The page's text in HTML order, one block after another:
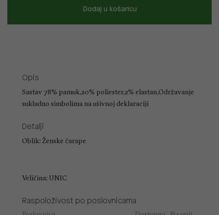
Dodaj u košaricu
Opis
Sastav 78% pamuk,20% poliester,2% elastan,Održavanje
sukladno simbolima na ušivnoj deklaraciji
Detalji
Oblik: Ženske čarape
Veličina: UNIC
Raspoloživost po poslovnicama